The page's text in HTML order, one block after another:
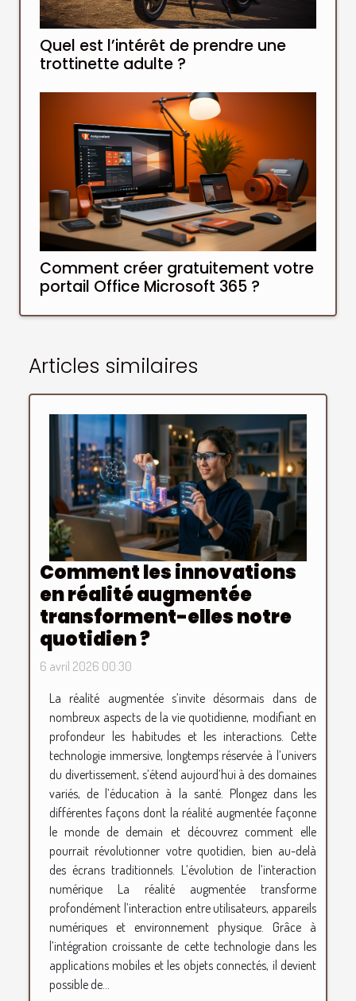
Quel est l’intérêt de prendre une
trottinette adulte ?
Comment créer gratuitement votre
portail Office Microsoft 365 ?
Articles similaires
Comment les innovations
en réalité augmentée
transforment-elles notre
quotidien ?
6 avril 2026 00:30
La réalité augmentée s’invite désormais dans de
nombreux aspects de la vie quotidienne, modifiant en
profondeur les habitudes et les interactions. Cette
technologie immersive, longtemps réservée à l’univers
du divertissement, s’étend aujourd’hui à des domaines
variés, de l’éducation à la santé. Plongez dans les
différentes façons dont la réalité augmentée façonne
le monde de demain et découvrez comment elle
pourrait révolutionner votre quotidien, bien au-delà
des écrans traditionnels. L’évolution de l’interaction
numérique La réalité augmentée transforme
profondément l’interaction entre utilisateurs, appareils
numériques et environnement physique. Grâce à
l’intégration croissante de cette technologie dans les
applications mobiles et les objets connectés, il devient
possible de...